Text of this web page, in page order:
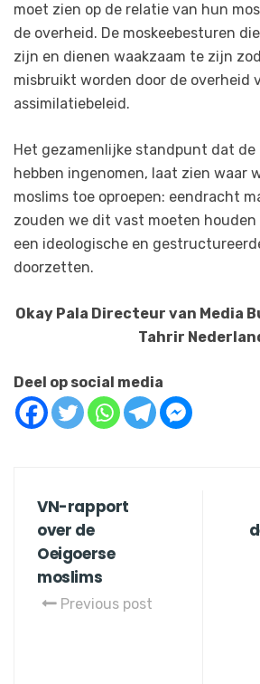
moet zien op de relatie van hun
de overheid. De moskeebesturen
zijn en dienen waakzaam te zijn
misbruikt worden door de overheid
assimilatiebeleid.
Het gezamenlijke standpunt dat de
hebben ingenomen, laat zien waar
moslims toe oproepen: eendracht
zouden we dit vast moeten houden
een ideologische en
doorzetten.
Okay Pala Directeur van Media
Tahrir
Deel op social media
VN-rapport
over de
Oeigoerse
moslims
Previous post